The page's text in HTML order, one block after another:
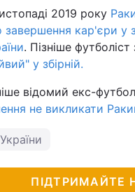
2019 року
завершення кар'єри у
. Пізніше
у збірній.
відомий екс-
не викликати
ПІДТРИМАЙТЕ